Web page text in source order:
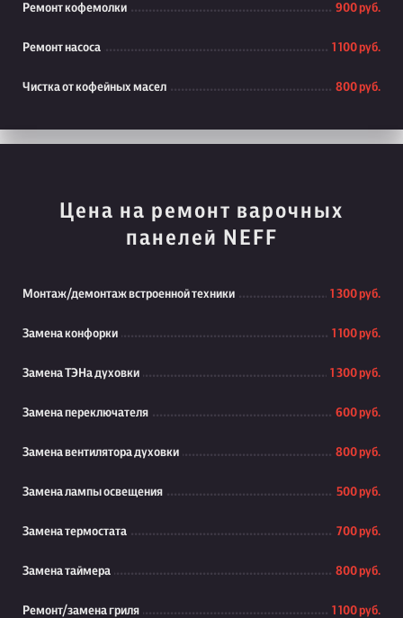
Ремонт кофемолки 900 руб.
Ремонт насоса 1 100 руб.
Чистка от кофейных масел 800 руб.
Цена на ремонт варочных
панелей NEFF
Монтаж/демонтаж встроенной техники 1 300 руб.
Замена конфорки 1 100 руб.
Замена ТЭНа духовки 1 300 руб.
Замена переключателя 600 руб.
Замена вентилятора духовки 800 руб.
Замена лампы освещения 500 руб.
Замена термостата 700 руб.
Замена таймера 800 руб.
Ремонт/замена гриля 1 100 руб.